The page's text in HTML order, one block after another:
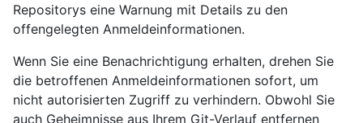
Repositorys eine Warnung mit Details zu den
offengelegten Anmeldeinformationen.
Wenn Sie eine Benachrichtigung erhalten, drehen Sie
die betroffenen Anmeldeinformationen sofort, um
nicht autorisierten Zugriff zu verhindern. Obwohl Sie
auch Geheimnisse aus Ihrem Git-Verlauf entfernen